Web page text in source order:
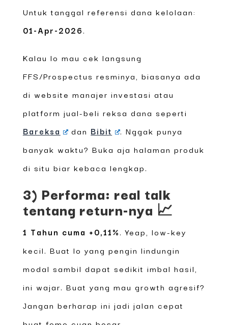
Untuk tanggal referensi dana kelolaan:
01-Apr-2026.
Kalau lo mau cek langsung
FFS/Prospectus resminya, biasanya ada
di website manajer investasi atau
platform jual-beli reksa dana seperti
Bareksa
dan Bibit
. Nggak punya
banyak waktu? Buka aja halaman produk
di situ biar kebaca lengkap.
3) Performa: real talk
tentang return-nya 📈
1 Tahun cuma +0,11%. Yeap, low-key
kecil. Buat lo yang pengin lindungin
modal sambil dapat sedikit imbal hasil,
ini wajar. Buat yang mau growth agresif?
Jangan berharap ini jadi jalan cepat